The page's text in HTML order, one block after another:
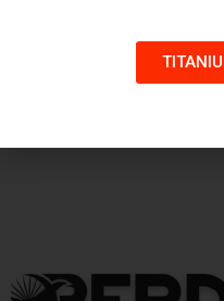
Sélectionner des